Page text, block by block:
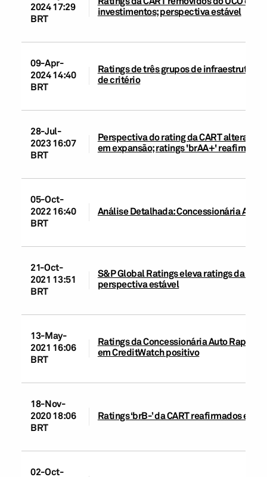
2024 17:29
BRT
investimentos; perspectiva estável
09-Apr-
2024 14:40
BRT
Ratings de três grupos de infraestrutura
de critério
28-Jul-
2023 16:07
BRT
Perspectiva do rating da CART alterada
em expansão; ratings 'brAA+'
05-Oct-
2022 16:40
BRT
Análise Detalhada: Concessionária Auto
21-Oct-
2021 13:51
BRT
S&P Global Ratings eleva ratings da
perspectiva estável
13-May-
2021 16:06
BRT
Ratings da Concessionária Auto Raposo
em CreditWatch positivo
18-Nov-
2020 18:06
BRT
Ratings ‘brB-’ da CART reafirmados e
02-Oct-